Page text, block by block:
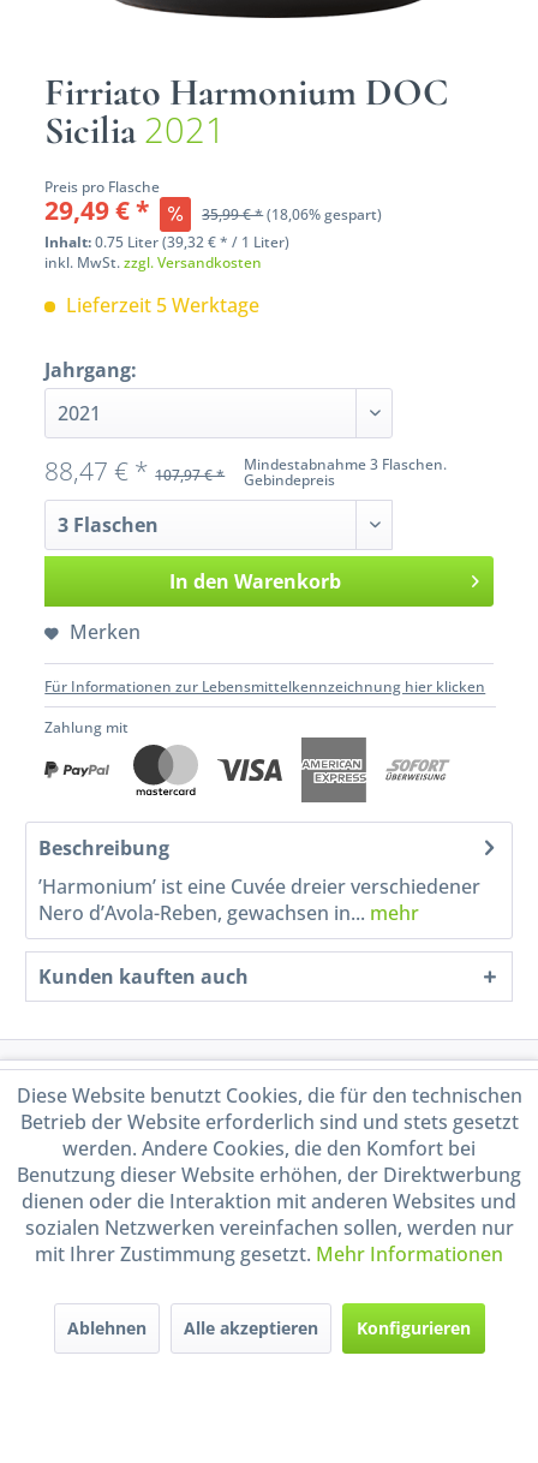
Firriato Harmonium DOC
Sicilia2021
Preis pro Flasche
29,49 € * 35,99 € *(18,06% gespart)
Inhalt:0.75 Liter (39,32 € * / 1 Liter)
inkl. MwSt.zzgl. Versandkosten
Lieferzeit 5 Werktage
Jahrgang:
Mindestabnahme 3 Flaschen.
Gebindepreis
88,47 € * 107,97 € *
In den Warenkorb
Merken
Für Informationen zur Lebensmittelkennzeichnung hier klicken
Zahlung mit
Beschreibung
’Harmonium’ ist eine Cuvée dreier verschiedener
Nero d’Avola-Reben, gewachsen in... mehr
Kunden kauften auch
Service Hotline
Shop Service
Informationen
Handel mit BIO-Weinen
durch DE-ÖKO-009
Diese Website benutzt Cookies, die für den technischen
Betrieb der Website erforderlich sind und stets gesetzt
werden. Andere Cookies, die den Komfort bei
Benutzung dieser Website erhöhen, der Direktwerbung
dienen oder die Interaktion mit anderen Websites und
sozialen Netzwerken vereinfachen sollen, werden nur
mit Ihrer Zustimmung gesetzt. Mehr Informationen
Ablehnen Alle akzeptieren Konfigurieren